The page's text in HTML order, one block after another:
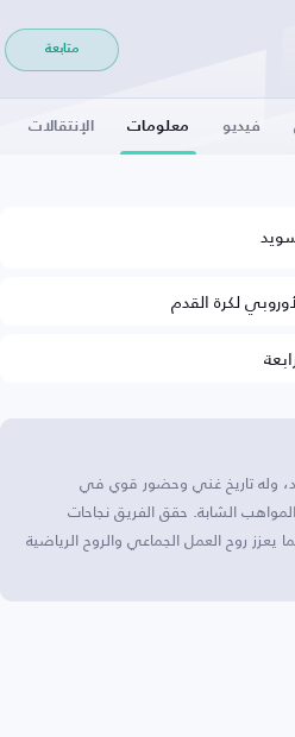
متابعة
فيديو معلومات الإنتقالات
لكرة القدم
وله تاريخ غني وحضور قوي في
الشابة. حقق الفريق نجاحات
روح العمل الجماعي والروح الرياضية